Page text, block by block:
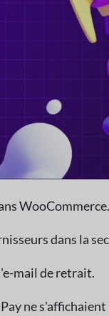
WooCommerce.
dans la
mail de retrait.
ne